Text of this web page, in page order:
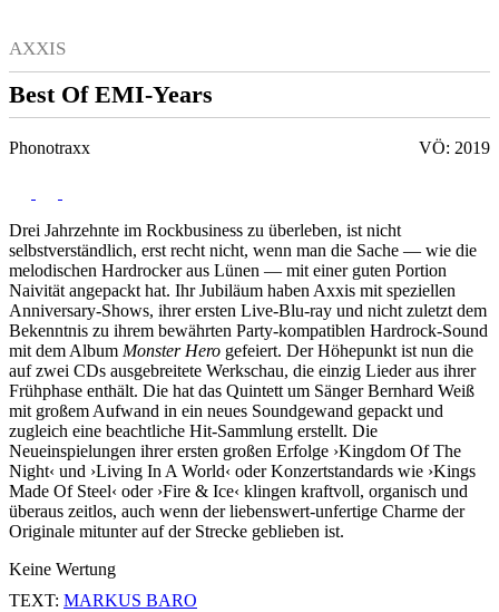
AXXIS
Best Of EMI-Years
Phonotraxx VÖ: 2019
Drei Jahrzehnte im Rockbusiness zu überleben, ist nicht
selbstverständlich, erst recht nicht, wenn man die Sache — wie die
melodischen Hardrocker aus Lünen — mit einer guten Portion
Naivität angepackt hat. Ihr Jubiläum haben Axxis mit speziellen
Anniversary-Shows, ihrer ersten Live-Blu-ray und nicht zuletzt dem
Bekenntnis zu ihrem bewährten Party-kompatiblen Hardrock-Sound
mit dem Album Monster Hero gefeiert. Der Höhepunkt ist nun die
auf zwei CDs ausgebreitete Werkschau, die einzig Lieder aus ihrer
Frühphase enthält. Die hat das Quintett um Sänger Bernhard Weiß
mit großem Aufwand in ein neues Soundgewand gepackt und
zugleich eine beachtliche Hit-Sammlung erstellt. Die
Neueinspielungen ihrer ersten großen Erfolge ›Kingdom Of The
Night‹ und ›Living In A World‹ oder Konzertstandards wie ›Kings
Made Of Steel‹ oder ›Fire & Ice‹ klingen kraftvoll, organisch und
überaus zeitlos, auch wenn der liebenswert-unfertige Charme der
Originale mitunter auf der Strecke geblieben ist.
Keine Wertung
TEXT: MARKUS BARO